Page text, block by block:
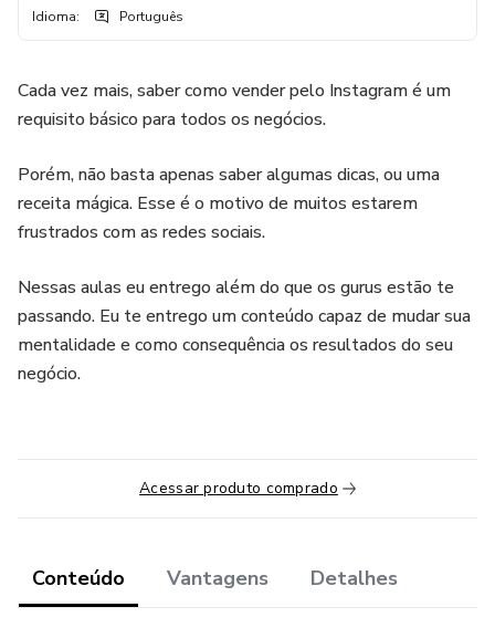
Idioma: Português
Cada vez mais, saber como vender pelo Instagram é um
requisito básico para todos os negócios.
Porém, não basta apenas saber algumas dicas, ou uma
receita mágica. Esse é o motivo de muitos estarem
frustrados com as redes sociais.
Nessas aulas eu entrego além do que os gurus estão te
passando. Eu te entrego um conteúdo capaz de mudar sua
mentalidade e como consequência os resultados do seu
negócio.
Acessar produto comprado
Conteúdo Vantagens Detalhes